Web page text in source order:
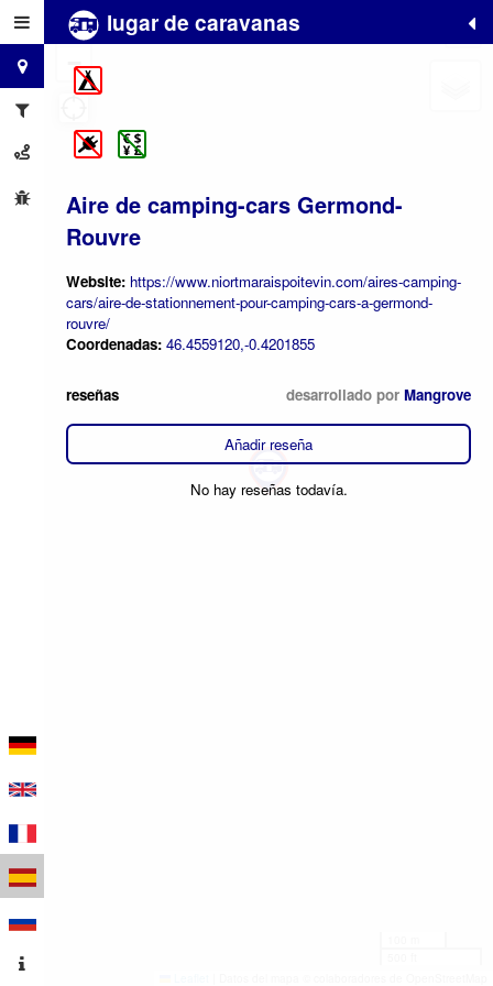
lugar de caravanas
Aire de camping-cars Germond-
Rouvre
Website: https://www.niortmaraispoitevin.com/aires-camping-
cars/aire-de-stationnement-pour-camping-cars-a-germond-
rouvre/
Coordenadas: 46.4559120,-0.4201855
reseñas desarrollado por Mangrove
Añadir reseña
No hay reseñas todavía.
+
−